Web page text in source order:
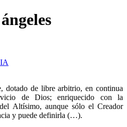
dotado de libre arbitrio, en continua
de Dios; enriquecido con la
Altísimo, aunque sólo el Creador
y puede definirla (…).